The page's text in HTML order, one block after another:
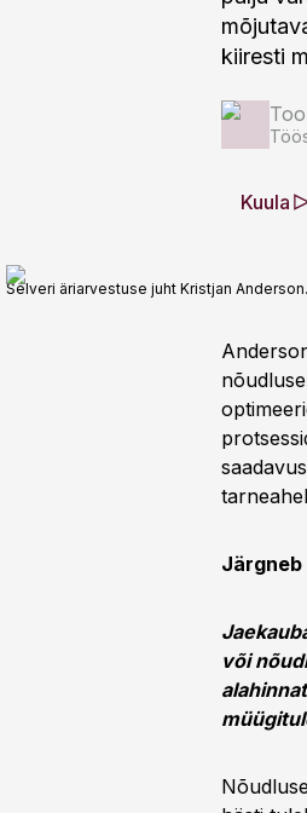
kiiresti
Kuula
Selveri äriarvestuse juht Kristjan Anderson.
või